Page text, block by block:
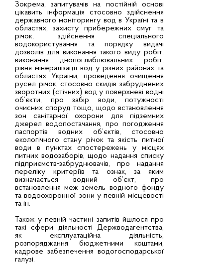
Зокрема, запитувачів на постійній основі
цікавить інформація стосовно здійснення
державного моніторингу вод в Україні та в
областях, захисту прибережних смуг та
річок, здійснення спеціального
водокористування та порядку видачі
дозволів для виконання такого виду робіт,
виконання днопоглиблювальних робіт,
рівня мінералізації вод у різних районах та
областях України, проведення очищення
русел річок, стосовно скидів забруднених
зворотних (стічних) вод у поверхневі водні
об’єкти, про забір води, потужності
очисних споруд тощо, щодо встановлення
зон санітарної охорони для підземних
джерел водопостачання, про погодження
паспортів водних об’єктів, стосовно
екологічного стану річок та якість питної
води в пунктах спостережень у місцях
питних водозаборів, щодо надання списку
підприємств-забруднювачів, про надання
переліку критеріїв та ознак, за яким
визначається водний об’єкт, про
встановлення меж земель водного фонду
та водоохоронної зони у певній місцевості
та ін.
Також у певній частині запитів йшлося про
такі сфери діяльності Держводагентства,
як експлуатаційна діяльність,
розпоряджання бюджетними коштами,
кадрове забезпечення водогосподарської
галузі.